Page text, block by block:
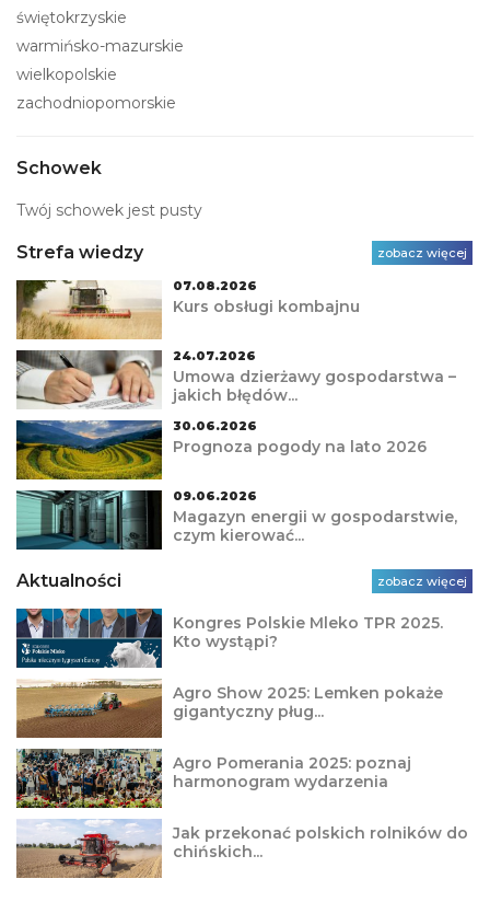
świętokrzyskie
warmińsko-mazurskie
wielkopolskie
zachodniopomorskie
Schowek
Twój schowek jest pusty
Strefa wiedzy zobacz więcej
07.08.2026
Kurs obsługi kombajnu
24.07.2026
Umowa dzierżawy gospodarstwa –
jakich błędów...
30.06.2026
Prognoza pogody na lato 2026
09.06.2026
Magazyn energii w gospodarstwie,
czym kierować...
Aktualności zobacz więcej
Kongres Polskie Mleko TPR 2025.
Kto wystąpi?
Agro Show 2025: Lemken pokaże
gigantyczny pług...
Agro Pomerania 2025: poznaj
harmonogram wydarzenia
Jak przekonać polskich rolników do
chińskich...